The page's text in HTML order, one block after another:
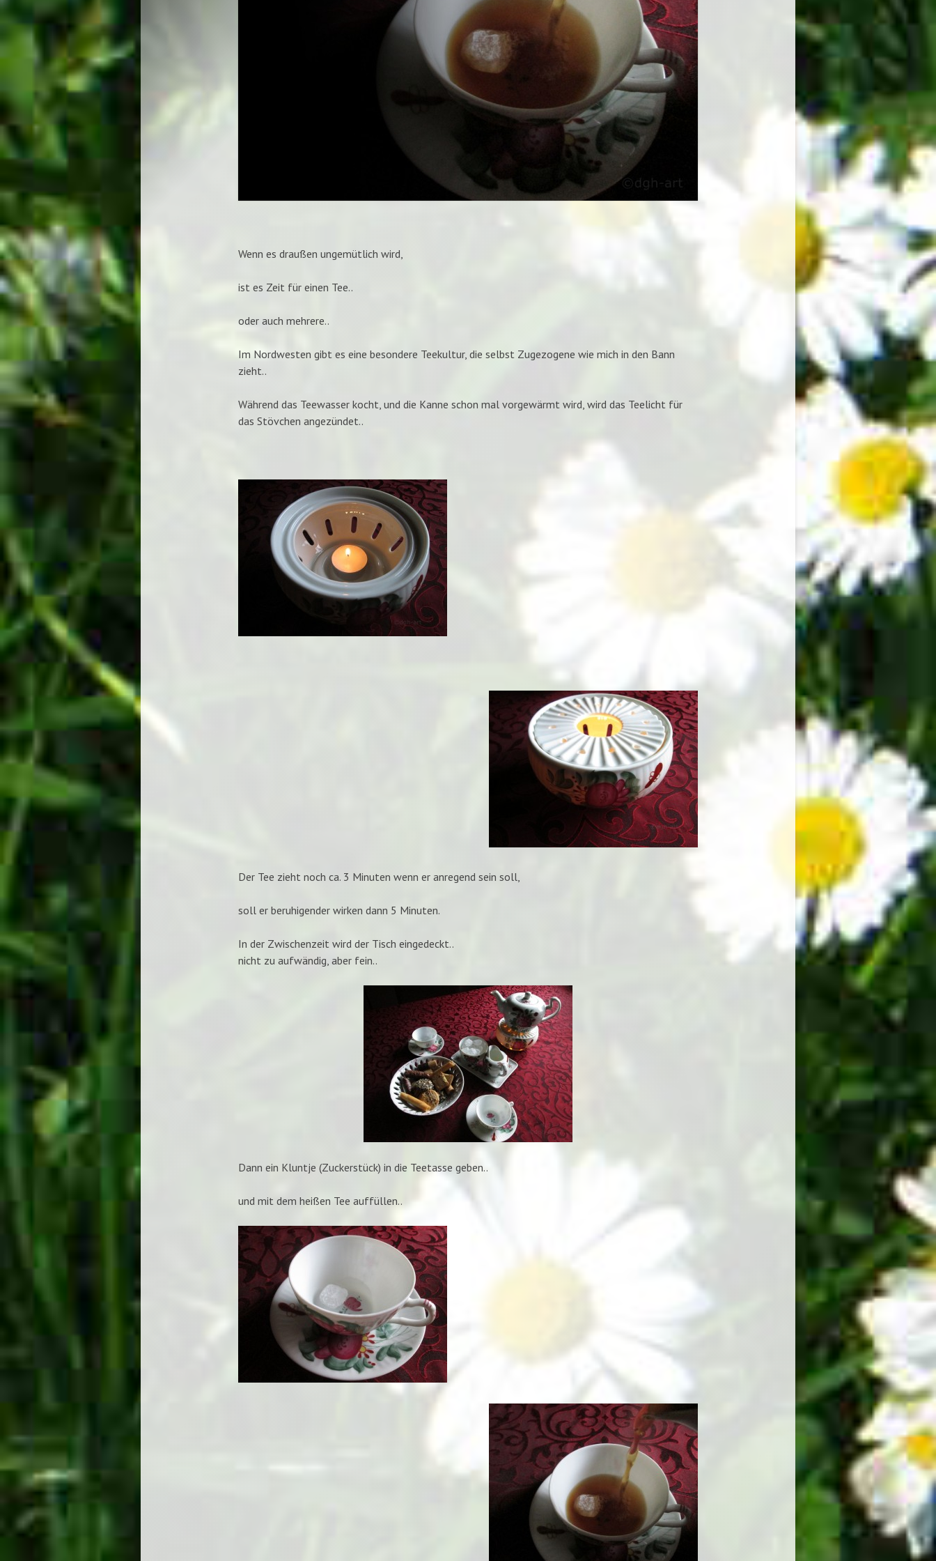
Wenn es draußen ungemütlich wird,
ist es Zeit für einen Tee..
oder auch mehrere..
Im Nordwesten gibt es eine besondere Teekultur, die selbst Zugezogene wie mich in den Bann
zieht..
Während das Teewasser kocht, und die Kanne schon mal vorgewärmt wird, wird das Teelicht für
das Stövchen angezündet..
Der Tee zieht noch ca. 3 Minuten wenn er anregend sein soll,
soll er beruhigender wirken dann 5 Minuten.
In der Zwischenzeit wird der Tisch eingedeckt..
nicht zu aufwändig, aber fein..
Dann ein Kluntje (Zuckerstück) in die Teetasse geben..
und mit dem heißen Tee auffüllen..